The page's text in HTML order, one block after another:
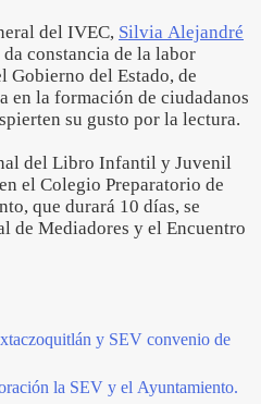
del IVEC, Silvia Alejandré
constancia de la labor
Gobierno del Estado, de
en la formación de ciudadanos
su gusto por la lectura.
del Libro Infantil y Juvenil
el Colegio Preparatorio de
que durará 10 días, se
de Mediadores y el Encuentro
y SEV convenio de
la SEV y el Ayuntamiento.